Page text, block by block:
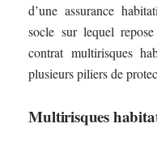
d’une assurance
socle sur lequel
contrat multirisques
plusieurs piliers de
Multirisques